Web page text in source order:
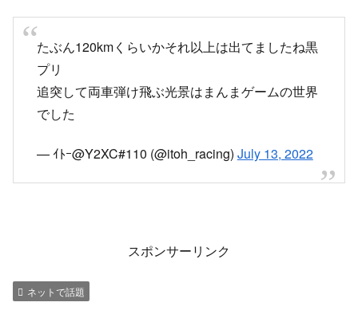
③救護と通報を迅速に行う
④何故かパチ屋の警備員に誘導棒を渡される
⑤警察に証言
⑥ビールうま←今ｺｺpic.twitter.com/X0f2kYpWeH
話中に火柱にまでなったよね
結果、消防車とパトカーの到着はほぼ同時。ギリ